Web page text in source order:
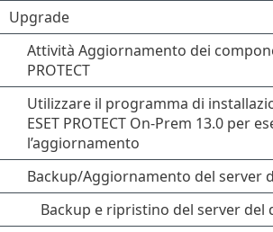
Upgrade
Attività Aggiornamento dei
PROTECT
Utilizzare il programma di
ESET PROTECT On-Prem 13.0 per
l’aggiornamento
Backup/Aggiornamento del server
Backup e ripristino del server del